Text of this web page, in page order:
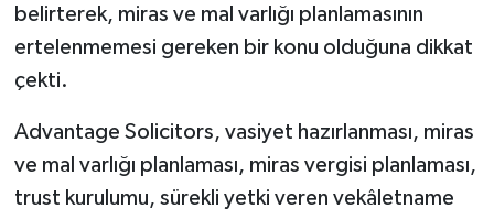
belirterek, miras ve mal varlığı planlamasının
ertelenmemesi gereken bir konu olduğuna dikkat
çekti.
Advantage Solicitors, vasiyet hazırlanması, miras
ve mal varlığı planlaması, miras vergisi planlaması,
trust kurulumu, sürekli yetki veren vekâletname